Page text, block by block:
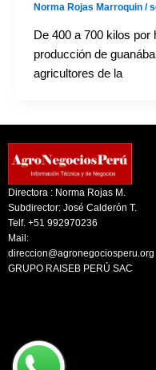
Norma Rojas Marroquin /
De 400 a 700 kilos
producción de
agricultores de la
Directora : Norma Rojas M.
Subdirector: José Calderón T.
Telf. +51 992970236
Mail:
direccion@agronegociosperu.org
GRUPO RAISEB PERÚ SAC